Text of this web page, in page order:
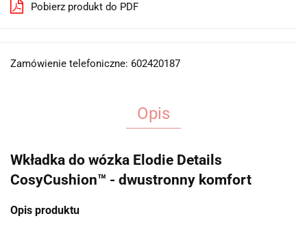
Pobierz produkt do PDF
Zamówienie telefoniczne: 602420187
Opis
Wkładka do wózka Elodie Details
CosyCushion™ - dwustronny komfort
Opis produktu